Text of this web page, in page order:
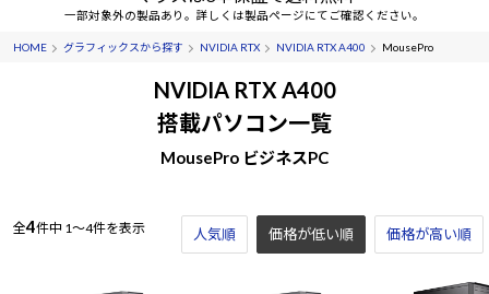
デスクトップPCG TUNE
DAIV
MousePro
ゲーミングPC・ゲーム向けパソコン
ビジネス向けパソコン
学習向けパソコン
期間限定セール
一部対象外の製品あり。詳しくは製品ページにてご確認ください。
HOME グラフィックスから探す NVIDIA RTX NVIDIA RTX A400 MousePro
NVIDIA RTX A400
搭載パソコン一覧
MousePro ビジネスPC
全4件中 1～4件を表示 人気順 価格が低い順 価格が高い順